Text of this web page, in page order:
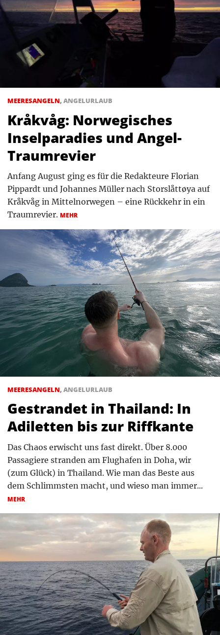
MEERESANGELN, ANGELURLAUB
Kråkvåg: Norwegisches
Inselparadies und Angel-
Traumrevier
Anfang August ging es für die Redakteure Florian
Pippardt und Johannes Müller nach Storslåttøya auf
Kråkvåg in Mittelnorwegen – eine Rückkehr in ein
Traumrevier. MEHR
MEERESANGELN, ANGELURLAUB
Gestrandet in Thailand: In
Adiletten bis zur Riffkante
Das Chaos erwischt uns fast direkt. Über 8.000
Passagiere stranden am Flughafen in Doha, wir
(zum Glück) in Thailand. Wie man das Beste aus
dem Schlimmsten macht, und wieso man immer...
MEHR